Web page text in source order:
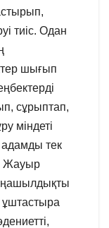
тиіс. Одан
шығып
сұрыптап,
міндеті
адамды тек
Жауыр
ұштастыра